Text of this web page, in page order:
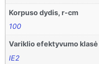
Korpuso dydis, r-cm
100
Variklio efektyvumo klasė
IE2